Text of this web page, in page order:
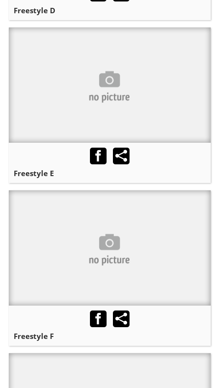
Freestyle D
Freestyle E
Freestyle F